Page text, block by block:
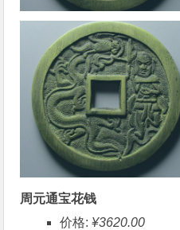
周元通宝花钱
价格: ¥3620.00